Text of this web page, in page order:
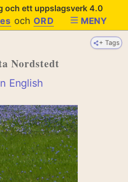
och ett uppslagsverk 4.0
och ORD MENY
+ Tags
Nordstedt
English
+ Tags